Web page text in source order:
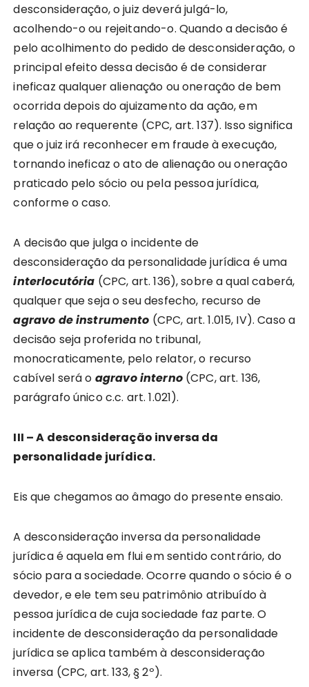
desconsideração, o juiz deverá julgá-lo,
acolhendo-o ou rejeitando-o. Quando a decisão é
pelo acolhimento do pedido de desconsideração, o
principal efeito dessa decisão é de considerar
ineficaz qualquer alienação ou oneração de bem
ocorrida depois do ajuizamento da ação, em
relação ao requerente (CPC, art. 137). Isso significa
que o juiz irá reconhecer em fraude à execução,
tornando ineficaz o ato de alienação ou oneração
praticado pelo sócio ou pela pessoa jurídica,
conforme o caso.
A decisão que julga o incidente de
desconsideração da personalidade jurídica é uma
interlocutória (CPC, art. 136), sobre a qual caberá,
qualquer que seja o seu desfecho, recurso de
agravo de instrumento (CPC, art. 1.015, IV). Caso a
decisão seja proferida no tribunal,
monocraticamente, pelo relator, o recurso
cabível será o agravo interno(CPC, art. 136,
parágrafo único c.c. art. 1.021).
III – A desconsideração inversa da
personalidade jurídica.
Eis que chegamos ao âmago do presente ensaio.
A desconsideração inversa da personalidade
jurídica é aquela em flui em sentido contrário, do
sócio para a sociedade. Ocorre quando o sócio é o
devedor, e ele tem seu patrimônio atribuído à
pessoa jurídica de cuja sociedade faz parte. O
incidente de desconsideração da personalidade
jurídica se aplica também à desconsideração
inversa (CPC, art. 133, § 2º).